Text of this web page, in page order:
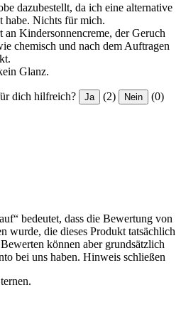
dazubestellt, da ich eine alternative
habe. Nichts für mich.
Kindersonnencreme, der Geruch
chemisch und nach dem Auftragen
Glanz.
dich hilfreich? Ja (2) Nein (0)
bedeutet, dass die Bewertung von
wurde, die dieses Produkt tatsächlich
können aber grundsätzlich
bei uns haben. Hinweis schließen